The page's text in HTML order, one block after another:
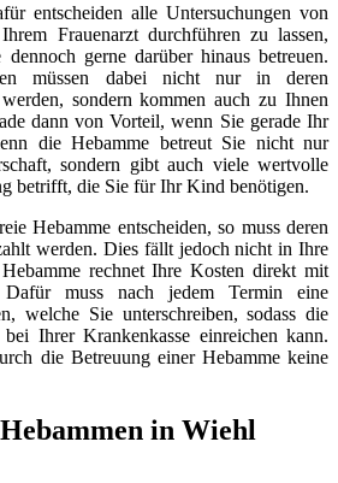
entscheiden alle Untersuchungen von
Frauenarzt durchführen zu lassen,
gerne darüber hinaus betreuen.
müssen dabei nicht nur in deren
sondern kommen auch zu Ihnen
dann von Vorteil, wenn Sie gerade Ihr
die Hebamme betreut Sie nicht nur
sondern gibt auch viele wertvolle
betrifft, die Sie für Ihr Kind benötigen.
Hebamme entscheiden, so muss deren
werden. Dies fällt jedoch nicht in Ihre
rechnet Ihre Kosten direkt mit
muss nach jedem Termin eine
welche Sie unterschreiben, sodass die
Ihrer Krankenkasse einreichen kann.
die Betreuung einer Hebamme keine
in Wiehl